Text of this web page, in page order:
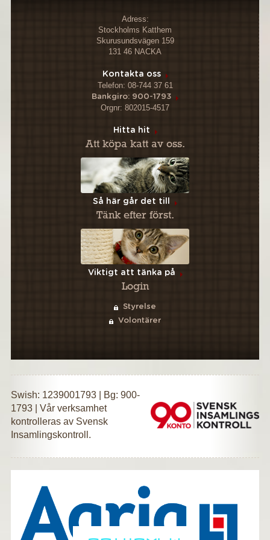
Adress:
Stockholms Katthem
Skurusundsvägen 159
131 46 NACKA
Kontakta oss
Telefon: 08-744 37 61
Bankgiro: 900-1793
Orgnr: 802015-4517
Hitta hit
Att köpa katt av oss.
Så här går det till
Tänk efter först.
Viktigt att tänka på
Login
Styrelse
Volontärer
Swish: 1239001793 | Bg: 900-
1793 | Vår verksamhet
kontrolleras av Svensk
Insamlingskontroll.